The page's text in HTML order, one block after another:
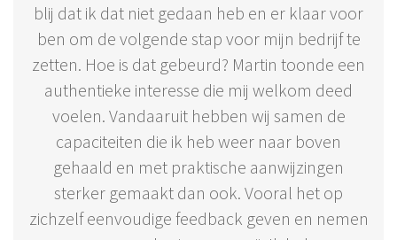
blij dat ik dat niet gedaan heb en er klaar voor
ben om de volgende stap voor mijn bedrijf te
zetten. Hoe is dat gebeurd? Martin toonde een
authentieke interesse die mij welkom deed
voelen. Vandaaruit hebben wij samen de
capaciteiten die ik heb weer naar boven
gehaald en met praktische aanwijzingen
sterker gemaakt dan ook. Vooral het op
zichzelf eenvoudige feedback geven en nemen